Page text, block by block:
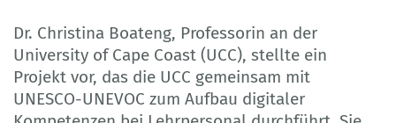
Dr. Christina Boateng, Professorin an der
University of Cape Coast (UCC), stellte ein
Projekt vor, das die UCC gemeinsam mit
UNESCO-UNEVOC zum Aufbau digitaler